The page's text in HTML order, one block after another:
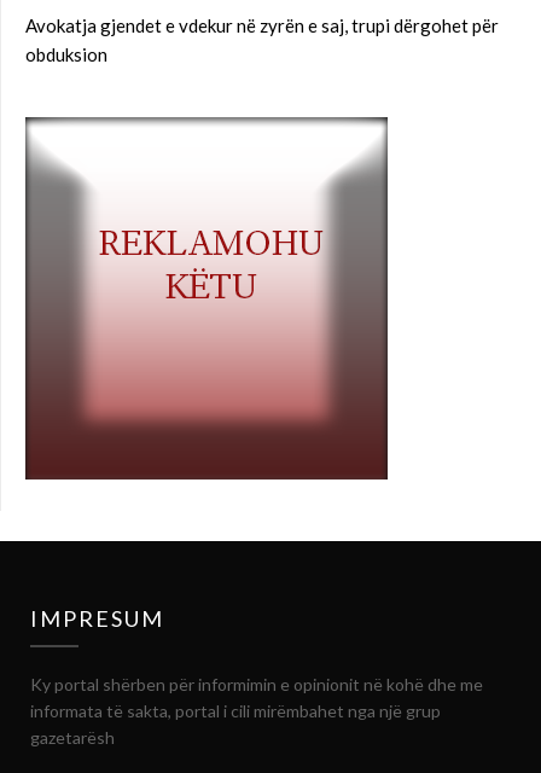
Avokatja gjendet e vdekur në zyrën e saj, trupi dërgohet për
obduksion
IMPRESUM
Ky portal shërben për informimin e opinionit në kohë dhe me
informata të sakta, portal i cili mirëmbahet nga një grup
gazetarësh